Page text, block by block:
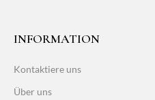
INFORMATION
Kontaktiere uns
Über uns